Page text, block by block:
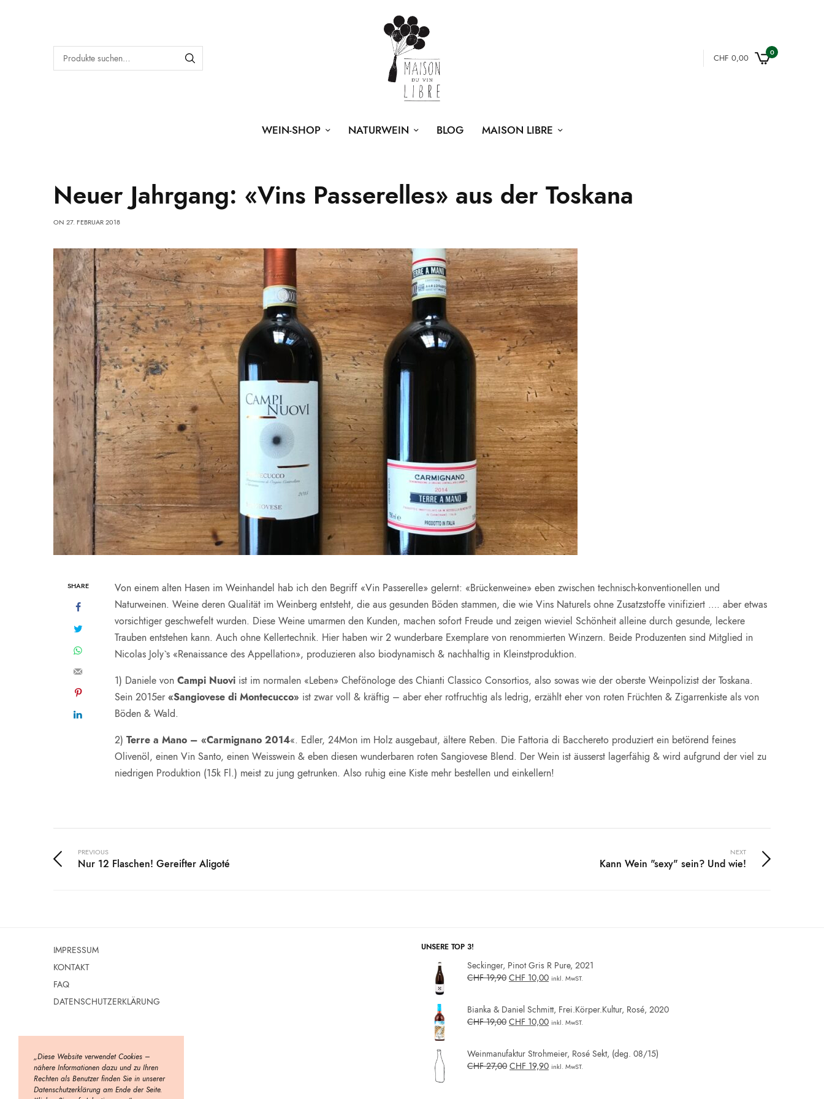
CHF 0,00
0
WEIN-SHOP NATURWEIN BLOG MAISON LIBRE
Neuer Jahrgang: «Vins Passerelles» aus der Toskana
ON 27. FEBRUAR 2018
SHARE
Von einem alten Hasen im Weinhandel hab ich den Begriff «Vin Passerelle» gelernt: «Brückenweine» eben zwischen technisch-konventionellen und
Naturweinen. Weine deren Qualität im Weinberg entsteht, die aus gesunden Böden stammen, die wie Vins Naturels ohne Zusatzstoffe vinifiziert …. aber etwas
vorsichtiger geschwefelt wurden. Diese Weine umarmen den Kunden, machen sofort Freude und zeigen wieviel Schönheit alleine durch gesunde, leckere
Trauben entstehen kann. Auch ohne Kellertechnik. Hier haben wir 2 wunderbare Exemplare von renommierten Winzern. Beide Produzenten sind Mitglied in
Nicolas Joly`s «Renaissance des Appellation», produzieren also biodynamisch & nachhaltig in Kleinstproduktion.
1) Daniele vonCampi Nuovi ist im normalen «Leben» Chefönologe des Chianti Classico Consortios, also sowas wie der oberste Weinpolizist der Toskana.
Sein 2015er«Sangiovese di Montecucco» ist zwar voll & kräftig – aber eher rotfruchtig als ledrig, erzählt eher von roten Früchten & Zigarrenkiste als von
Böden & Wald.
2)Terre a Mano – «Carmignano 2014«. Edler, 24Mon im Holz ausgebaut, ältere Reben. Die Fattoria di Bacchereto produziert ein betörend feines
Olivenöl, einen Vin Santo, einen Weisswein & eben diesen wunderbaren roten Sangiovese Blend. Der Wein ist äusserst lagerfähig & wird aufgrund der viel zu
niedrigen Produktion (15k Fl.) meist zu jung getrunken. Also ruhig eine Kiste mehr bestellen und einkellern!
PREVIOUS
Nur 12 Flaschen! Gereifter Aligoté
NEXT
Kann Wein "sexy" sein? Und wie!
IMPRESSUM
KONTAKT
FAQ
DATENSCHUTZERKLÄRUNG
UNSERE TOP 3!
Seckinger, Pinot Gris R Pure, 2021
CHF19,90 CHF 10,00 inkl. MwST.
Bianka & Daniel Schmitt, Frei.Körper.Kultur, Rosé, 2020
CHF19,00 CHF 10,00 inkl. MwST.
Weinmanufaktur Strohmeier, Rosé Sekt, (deg. 08/15)
CHF27,00 CHF 19,90 inkl. MwST.
„Diese Website verwendet Cookies –
nähere Informationen dazu und zu Ihren
Rechten als Benutzer finden Sie in unserer
Datenschutzerklärung am Ende der Seite.